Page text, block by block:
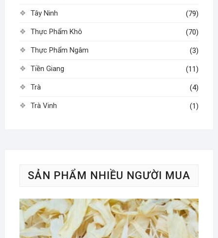
Tây Ninh (79)
Thực Phẩm Khô (70)
Thực Phẩm Ngâm (3)
Tiền Giang (11)
Trà (4)
Trà Vinh (1)
SẢN PHẨM NHIỀU NGƯỜI MUA